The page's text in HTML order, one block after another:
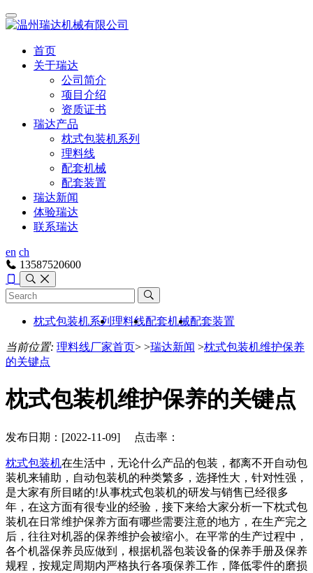
首页
关于瑞达
公司简介
项目介绍
资质证书
瑞达产品
枕式包装机系列
理料线
配套机械
配套装置
瑞达新闻
体验瑞达
联系瑞达
en ch
13587520600
枕式包装机系列 理料线配套机械配套装置
当前位置: 理料线厂家首页> >瑞达新闻 >枕式包装机维护保养
的关键点
枕式包装机维护保养的关键点
发布日期：[2022-11-09] 点击率：
枕式包装机在生活中，无论什么产品的包装，都离不开自动包
装机来辅助，自动包装机的种类繁多，选择性大，针对性强，
是大家有所目睹的!从事枕式包装机的研发与销售已经很多
年，在这方面有很专业的经验，接下来给大家分析一下枕式包
装机在日常维护保养方面有哪些需要注意的地方，在生产完之
后，往往对机器的保养维护会被缩小。在平常的生产过程中，
各个机器保养员应做到，根据机器包装设备的保养手册及保养
规程，按规定周期内严格执行各项保养工作，降低零件的磨损